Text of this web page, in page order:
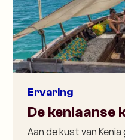
Ervaring
De keniaanse
Aan de kust van